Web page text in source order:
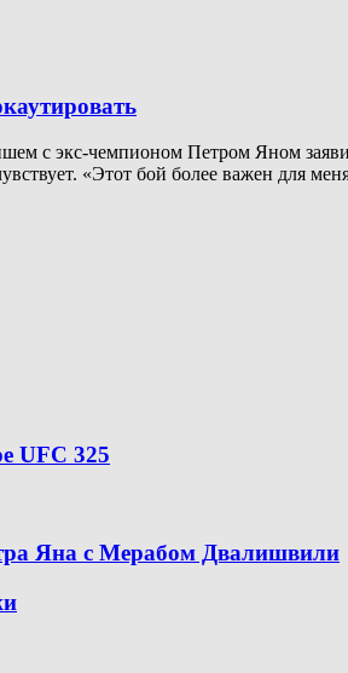
с экс-чемпионом Петром Яном
«Этот бой более важен для
UFC 325
Яна с Мерабом Двалишвили